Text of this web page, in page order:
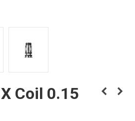
Coil 0.15